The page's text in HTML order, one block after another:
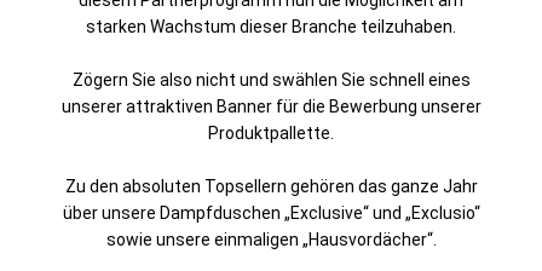
starken Wachstum dieser Branche teilzuhaben.
Zögern Sie also nicht und swählen Sie schnell eines
unserer attraktiven Banner für die Bewerbung unserer
Produktpallette.
Zu den absoluten Topsellern gehören das ganze Jahr
über unsere Dampfduschen „Exclusive“ und „Exclusio“
sowie unsere einmaligen „Hausvordächer“.